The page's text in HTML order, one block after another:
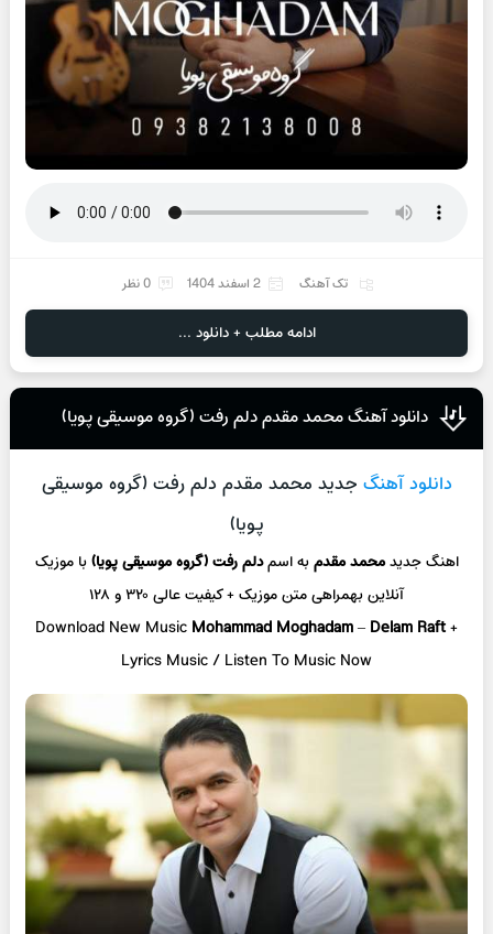
تک آهنگ 2 اسفند 1404 0 نظر
ادامه مطلب + دانلود ...
دانلود آهنگ محمد مقدم دلم رفت (گروه موسیقی پویا)
دانلود آهنگ جدید محمد مقدم دلم رفت (گروه موسیقی
پویا)
اهنگ جدیدمحمد مقدمبه اسمدلم رفت (گروه موسیقی پویا)با موزیک
آنلاینبهمراهی متن موزیک + کیفیت عالی ۳۲۰ و ۱۲۸
Download New Music Mohammad Moghadam– Delam Raft+
Lyrics Music / Listen To Music Now